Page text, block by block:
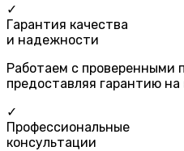
✓
Гарантия качества
и надежности
Работаем с проверенными
предоставляя гарантию
✓
Профессиональные
консультации